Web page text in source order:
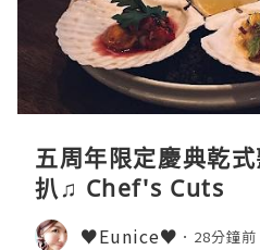
五周年限定慶典乾
扒♫ Chef's Cuts
♥Eunice♥ 28分鐘前